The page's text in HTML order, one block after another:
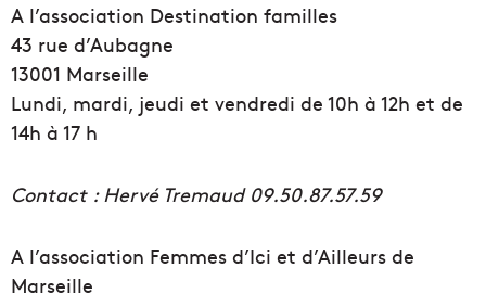
A l’association Destination familles
43 rue d’Aubagne
13001 Marseille
Lundi, mardi, jeudi et vendredi de 10h à 12h et de
14h à 17 h
Contact : Hervé Tremaud 09.50.87.57.59
A l’association Femmes d’Ici et d’Ailleurs de
Marseille